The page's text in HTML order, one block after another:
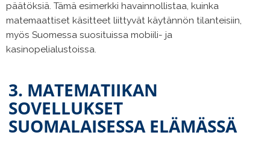
päätöksiä. Tämä esimerkki havainnollistaa, kuinka
matemaattiset käsitteet liittyvät käytännön tilanteisiin,
myös Suomessa suosituissa mobiili- ja
kasinopelialustoissa.
3. MATEMATIIKAN
SOVELLUKSET
SUOMALAISESSA ELÄMÄSSÄ